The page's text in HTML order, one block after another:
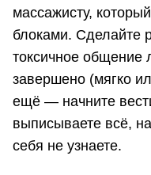
массажисту,
блоками. Сделайте
токсичное общение
завершено (мягко
ещё — начните
выписываете всё,
себя не узнаете.